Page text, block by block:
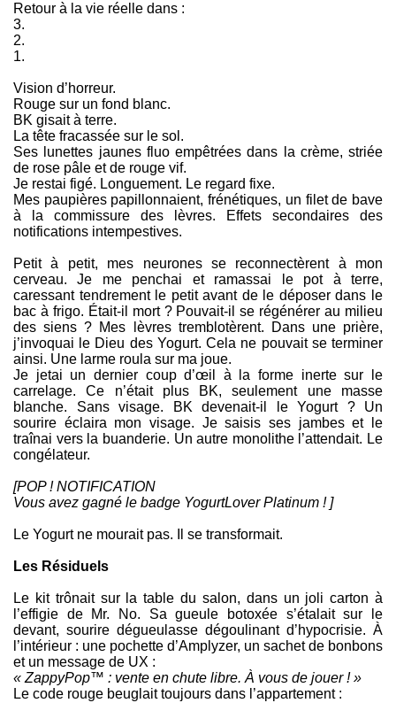
Retour à la vie réelle dans :
3.
2.
1.
Vision d’horreur.
Rouge sur un fond blanc.
BK gisait à terre.
La tête fracassée sur le sol.
Ses lunettes jaunes fluo empêtrées dans la crème, striée
de rose pâle et de rouge vif.
Je restai figé. Longuement. Le regard fixe.
Mes paupières papillonnaient, frénétiques, un filet de bave
à la commissure des lèvres. Effets secondaires des
notifications intempestives.
Petit à petit, mes neurones se reconnectèrent à mon
cerveau. Je me penchai et ramassai le pot à terre,
caressant tendrement le petit avant de le déposer dans le
bac à frigo. Était-il mort ? Pouvait-il se régénérer au milieu
des siens ? Mes lèvres tremblotèrent. Dans une prière,
j’invoquai le Dieu des Yogurt. Cela ne pouvait se terminer
ainsi. Une larme roula sur ma joue.
Je jetai un dernier coup d’œil à la forme inerte sur le
carrelage. Ce n’était plus BK, seulement une masse
blanche. Sans visage. BK devenait-il le Yogurt ? Un
sourire éclaira mon visage. Je saisis ses jambes et le
traînai vers la buanderie. Un autre monolithe l’attendait. Le
congélateur.
[POP ! NOTIFICATION
Vous avez gagné le badge YogurtLover Platinum ! ]
Le Yogurt ne mourait pas. Il se transformait.
Les Résiduels
Le kit trônait sur la table du salon, dans un joli carton à
l’effigie de Mr. No. Sa gueule botoxée s’étalait sur le
devant, sourire dégueulasse dégoulinant d’hypocrisie. À
l’intérieur : une pochette d’Amplyzer, un sachet de bonbons
et un message de UX :
« ZappyPop™ : vente en chute libre. À vous de jouer ! »
Le code rouge beuglait toujours dans l’appartement :